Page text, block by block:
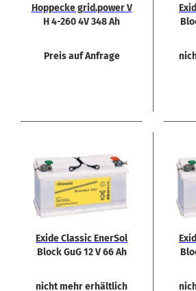
Hop­pe­cke grid.power V
H 4-260 4V 348 Ah
Preis auf Anfrage
Exide Clas­sic En­er­Sol
Block GuG 12 V 66 Ah
nicht mehr erhältlich